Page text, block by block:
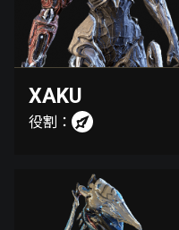
XAKU
役割：